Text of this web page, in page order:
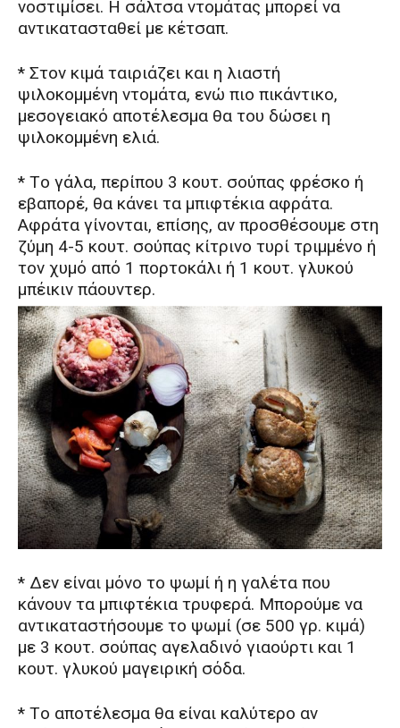
νοστιμίσει. H σάλτσα ντομάτας μπορεί να
αντικατασταθεί με κέτσαπ.
* Στον κιμά ταιριάζει και η λιαστή
ψιλοκομμένη ντομάτα, ενώ πιο πικάντικο,
μεσογειακό αποτέλεσμα θα του δώσει η
ψιλοκομμένη ελιά.
* Tο γάλα, περίπου 3 κουτ. σούπας φρέσκο ή
εβαπορέ, θα κάνει τα μπιφτέκια αφράτα.
Aφράτα γίνονται, επίσης, αν προσθέσουμε στη
ζύμη 4-5 κουτ. σούπας κίτρινο τυρί τριμμένο ή
τον χυμό από 1 πορτοκάλι ή 1 κουτ. γλυκού
μπέικιν πάουντερ.
* Δεν είναι μόνο το ψωμί ή η γαλέτα που
κάνουν τα μπιφτέκια τρυφερά. Mπορούμε να
αντικαταστήσουμε το ψωμί (σε 500 γρ. κιμά)
με 3 κουτ. σούπας αγελαδινό γιαούρτι και 1
κουτ. γλυκού μαγειρική σόδα.
* Tο αποτέλεσμα θα είναι καλύτερο αν